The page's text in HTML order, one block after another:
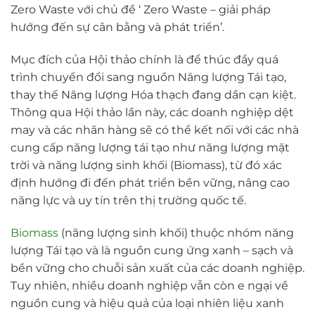
Zero Waste với chủ đề ‘ Zero Waste – giải pháp
hướng đến sự cân bằng và phát triển’.
Mục đích của Hội thảo chính là để thúc đẩy quá
trình chuyển đổi sang nguồn Năng lượng Tái tạo,
thay thế Năng lượng Hóa thạch đang dần cạn kiệt.
Thông qua Hội thảo lần này, các doanh nghiệp dệt
may và các nhãn hàng sẽ có thể kết nối với các nhà
cung cấp năng lượng tái tạo như năng lượng mặt
trời và năng lượng sinh khối (Biomass), từ đó xác
định hướng đi đến phát triển bền vững, nâng cao
năng lực và uy tín trên thị trường quốc tế.
Biomass (năng lượng sinh khối) thuộc nhóm năng
lượng Tái tạo và là nguồn cung ứng xanh – sạch và
bền vững cho chuỗi sản xuất của các doanh nghiệp.
Tuy nhiên, nhiều doanh nghiệp vẫn còn e ngại về
nguồn cung và hiệu quả của loại nhiên liệu xanh